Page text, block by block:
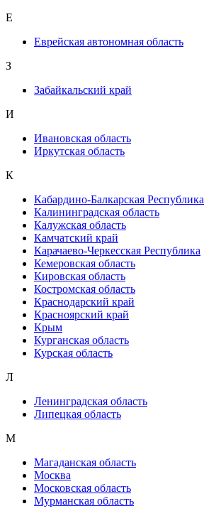
Е
Еврейская автономная область
З
Забайкальский край
И
Ивановская область
Иркутская область
К
Кабардино-Балкарская Республика
Калининградская область
Калужская область
Камчатский край
Карачаево-Черкесская Республика
Кемеровская область
Кировская область
Костромская область
Краснодарский край
Красноярский край
Крым
Курганская область
Курская область
Л
Ленинградская область
Липецкая область
М
Магаданская область
Москва
Московская область
Мурманская область